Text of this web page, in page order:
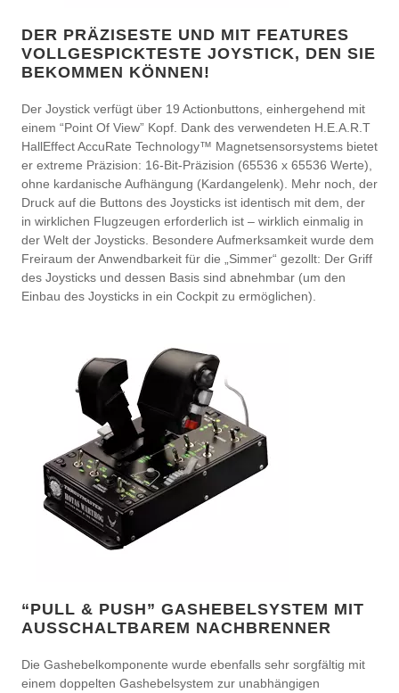
DER PRÄZISESTE UND MIT FEATURES
VOLLGESPICKTESTE JOYSTICK, DEN SIE
BEKOMMEN KÖNNEN!
Der Joystick verfügt über 19 Actionbuttons, einhergehend mit
einem “Point Of View” Kopf. Dank des verwendeten H.E.A.R.T
HallEffect AccuRate Technology™ Magnetsensorsystems bietet
er extreme Präzision: 16-Bit-Präzision (65536 x 65536 Werte),
ohne kardanische Aufhängung (Kardangelenk). Mehr noch, der
Druck auf die Buttons des Joysticks ist identisch mit dem, der
in wirklichen Flugzeugen erforderlich ist – wirklich einmalig in
der Welt der Joysticks. Besondere Aufmerksamkeit wurde dem
Freiraum der Anwendbarkeit für die „Simmer“ gezollt: Der Griff
des Joysticks und dessen Basis sind abnehmbar (um den
Einbau des Joysticks in ein Cockpit zu ermöglichen).
“PULL & PUSH” GASHEBELSYSTEM MIT
AUSSCHALTBAREM NACHBRENNER
Die Gashebelkomponente wurde ebenfalls sehr sorgfältig mit
einem doppelten Gashebelsystem zur unabhängigen